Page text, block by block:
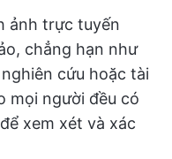
ảnh trực tuyến
chẳng hạn như
cứu hoặc tài
mọi người đều có
xem xét và xác